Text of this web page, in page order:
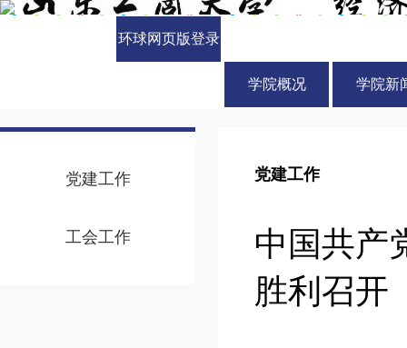
环球网页版登录
学院概况 学院新
党建工作
工会工作
党建工作
中国共产
胜利召开